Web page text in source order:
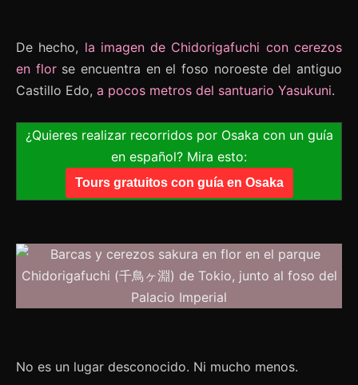
De hecho, la imagen de Chidorigafuchi con cerezos
en flor se encuentra en el foso noroeste del antiguo
Castillo Edo, a pocos metros del santuario Yasukuni.
¿Quieres realizar recorridos por Osaka con un guía
en español? Mira esto:
Tours gratuitos con guía en Osaka
No es un lugar desconocido. Ni mucho menos.